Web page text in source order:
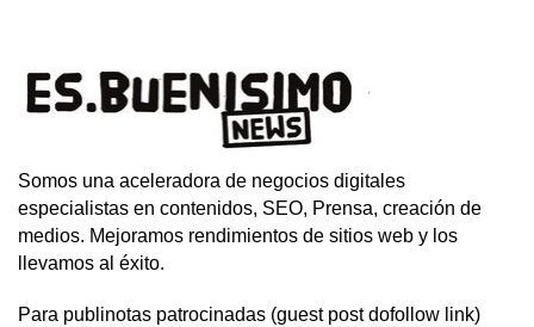
Somos una aceleradora de negocios digitales
especialistas en contenidos, SEO, Prensa, creación de
medios. Mejoramos rendimientos de sitios web y los
llevamos al éxito.
Para publinotas patrocinadas (guest post dofollow link)